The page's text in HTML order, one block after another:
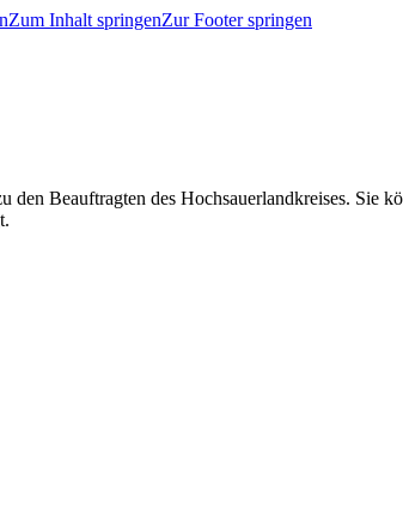
Zum Inhalt springenZur Footer springen
Beauftragten des Hochsauerlandkreises. Sie